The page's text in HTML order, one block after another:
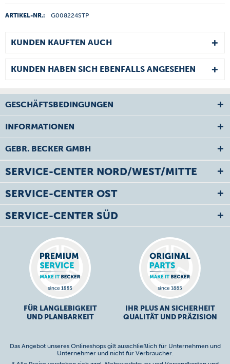
ARTIKEL-NR.: G008224STP
KUNDEN KAUFTEN AUCH
KUNDEN HABEN SICH EBENFALLS ANGESEHEN
GESCHÄFTSBEDINGUNGEN
INFORMATIONEN
GEBR. BECKER GMBH
SERVICE-CENTER NORD/WEST/MITTE
SERVICE-CENTER OST
SERVICE-CENTER SÜD
FÜR LANGLEBIGKEIT
UND PLANBARKEIT
IHR PLUS AN SICHERHEIT
QUALITÄT UND PRÄZISION
Das Angebot unseres Onlineshops gilt ausschließlich für Unternehmen und
Unternehmer und nicht für Verbraucher.